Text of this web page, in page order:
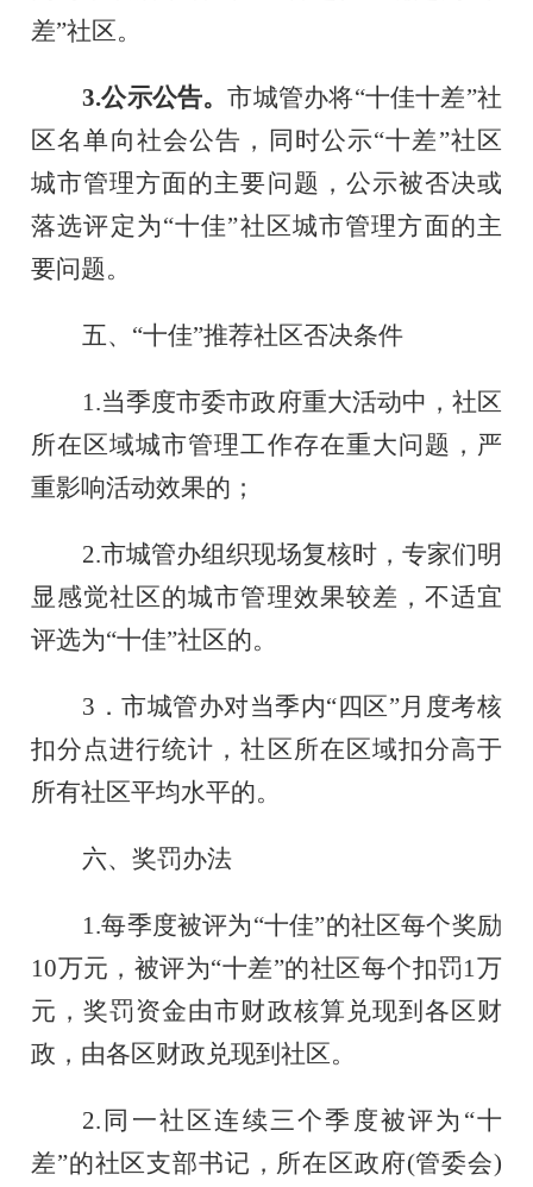
差”社区。
3.公示公告。市城管办将“十佳十差”社
区名单向社会公告，同时公示“十差”社区
城市管理方面的主要问题，公示被否决或
落选评定为“十佳”社区城市管理方面的主
要问题。
五、 “十佳”推荐社区否决条件
1.当季度市委市政府重大活动中，社区
所在区域城市管理工作存在重大问题，严
重影响活动效果的；
2.市城管办组织现场复核时，专家们明
显感觉社区的城市管理效果较差，不适宜
评选为“十佳”社区的。
3．市城管办对当季内“四区”月度考核
扣分点进行统计，社区所在区域扣分高于
所有社区平均水平的。
六、奖罚办法
1.每季度被评为“十佳”的社区每个奖励
10万元，被评为“十差”的社区每个扣罚1万
元，奖罚资金由市财政核算兑现到各区财
政，由各区财政兑现到社区。
2.同一社区连续三个季度被评为 “十
差”的社区支部书记，所在区政府(管委会)